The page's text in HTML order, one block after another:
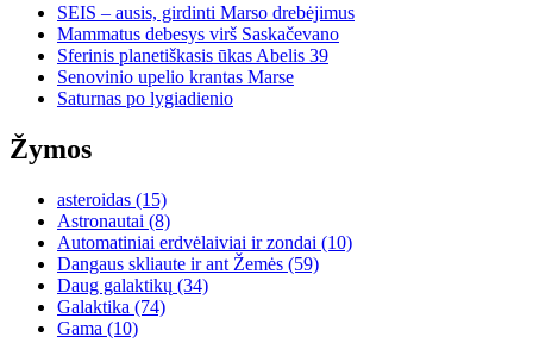
SEIS – ausis, girdinti Marso drebėjimus
Mammatus debesys virš Saskačevano
Sferinis planetiškasis ūkas Abelis 39
Senovinio upelio krantas Marse
Saturnas po lygiadienio
Žymos
asteroidas (15)
Astronautai (8)
Automatiniai erdvėlaiviai ir zondai (10)
Dangaus skliaute ir ant Žemės (59)
Daug galaktikų (34)
Galaktika (74)
Gama (10)